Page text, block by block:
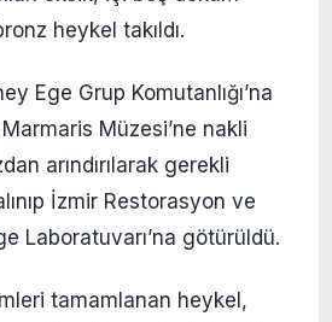
heykel takıldı.
Ege Grup Komutanlığı’na
Müzesi’ne nakli
arındırılarak gerekli
İzmir Restorasyon ve
Laboratuvarı’na götürüldü.
tamamlanan heykel,